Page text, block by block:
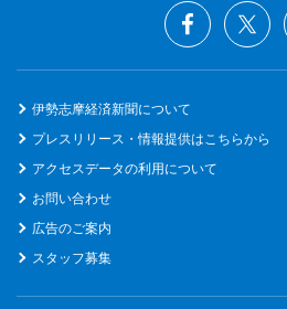
伊勢志摩経済新聞について
プレスリリース・情報提供はこちらから
アクセスデータの利用について
お問い合わせ
広告のご案内
スタッフ募集